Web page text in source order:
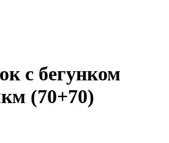
с бегунком
(70+70)